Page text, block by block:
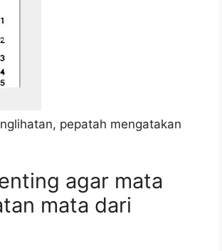
pepatah mengatakan
agar mata
mata dari